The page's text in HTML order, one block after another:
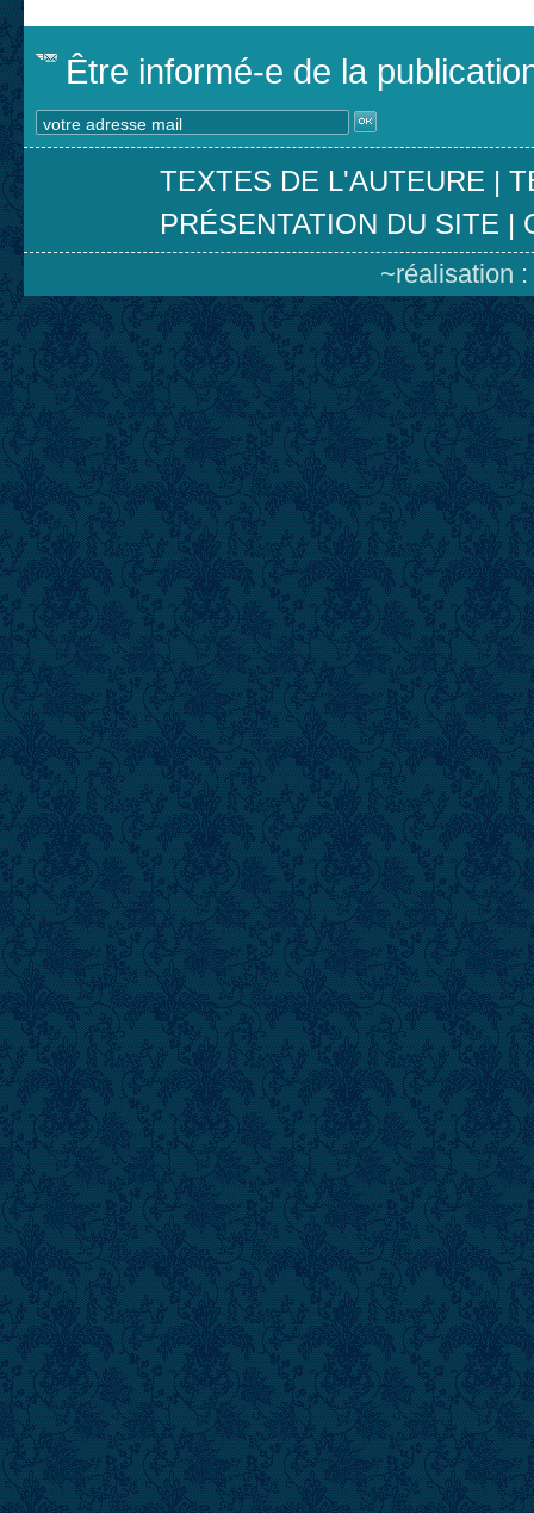
Être informé-e de la
TEXTES DE L'AUTEURE |
PRÉSENTATION DU SITE |
~réalisation